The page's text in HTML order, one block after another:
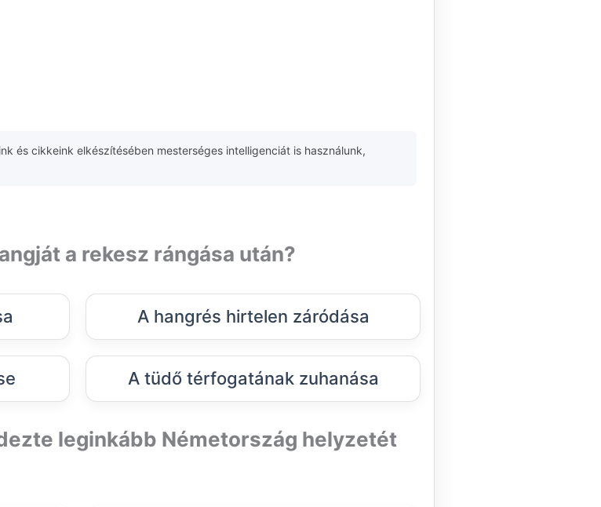
és cikkeink elkészítésében mesterséges intelligenciát is használunk,
a rekesz rángása után?
A hangrés hirtelen záródása
A tüdő térfogatának zuhanása
leginkább Németország helyzetét